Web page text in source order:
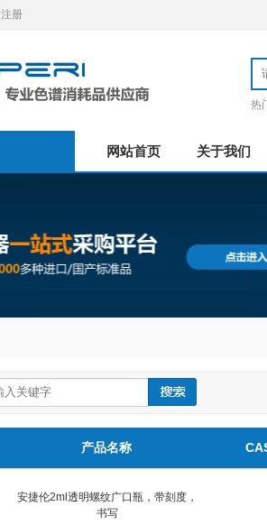
注册
热
网站首页 关于我们
产品名称
安捷伦2ml透明螺纹广口瓶，带刻度，
书写